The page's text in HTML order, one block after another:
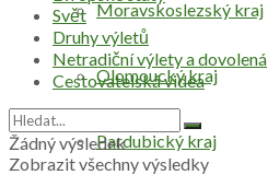
Moravskoslezský kraj
Olomoucký kraj
Pardubický kraj
Svět
Druhy výletů
Netradiční výlety a dovolená
Cestovatelská videa
Žádný výsledek
Zobrazit všechny výsledky